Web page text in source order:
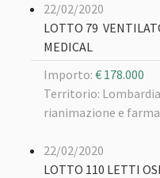
22/02/2020
LOTTO 79
MEDICAL
Importo: € 178.000
Territorio:
rianimazione e
22/02/2020
LOTTO 110 LETTI